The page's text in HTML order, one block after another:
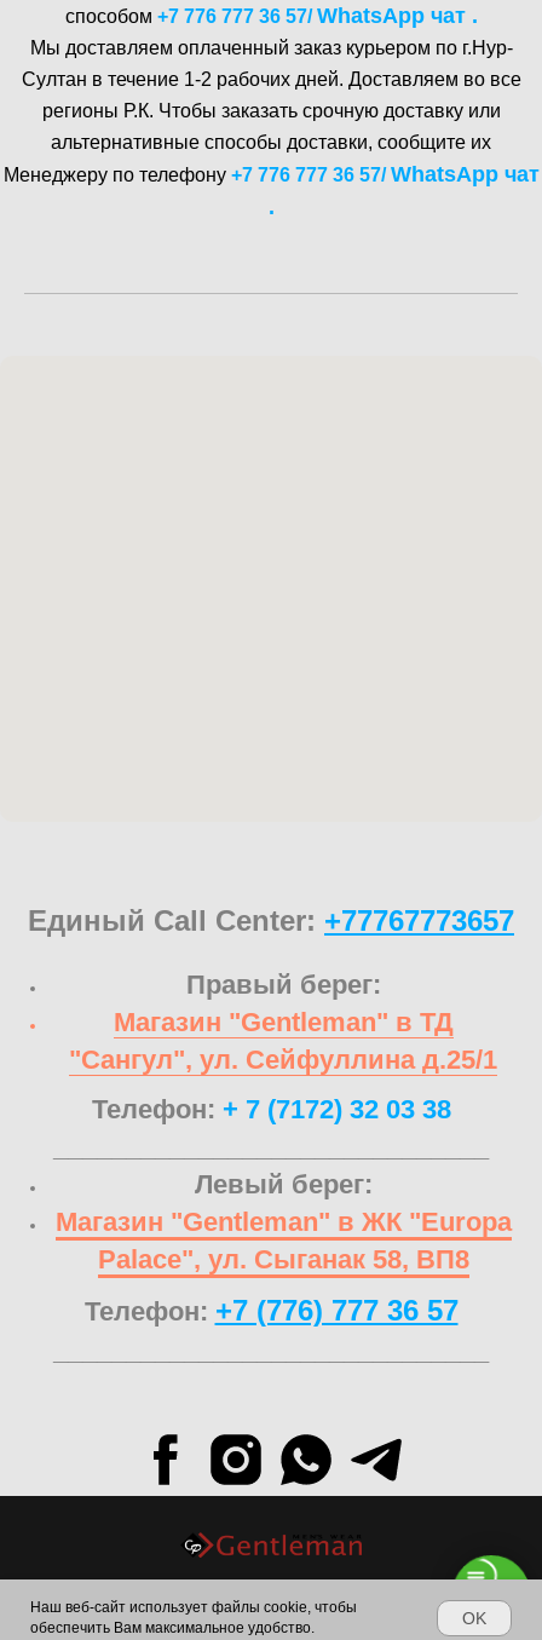
Наш веб-сайт использует файлы cookie, чтобы
обеспечить Вам максимальное удобство.
OK
способом +7 776 777 36 57/WhatsA pp чат .
Мы доставляем оплаченный заказ курьером по г.Нур-
Cултан в течение 1-2 рабочих дней. Доставляем во все
регионы Р.К. Чтобы заказать срочную доставку или
альтернативные способы доставки, сообщите их
Менеджеру по телефону +7 776 777 36 57/WhatsA pp чат
.
Единый Call Center: +77767773657
Правый берег:
Магазин "Gentleman" в ТД
"Сангул", ул. Сейфуллина д.25/1
Телефон: + 7 (7172) 32 03 38
Левый берег:
Магазин "Gentleman" в ЖК "Europa
Palace", ул. Сыганак 58, ВП8
Телефон: +7 (776) 777 36 57
© 2024.All Rights Reserved.
WhatsApp +77767773657